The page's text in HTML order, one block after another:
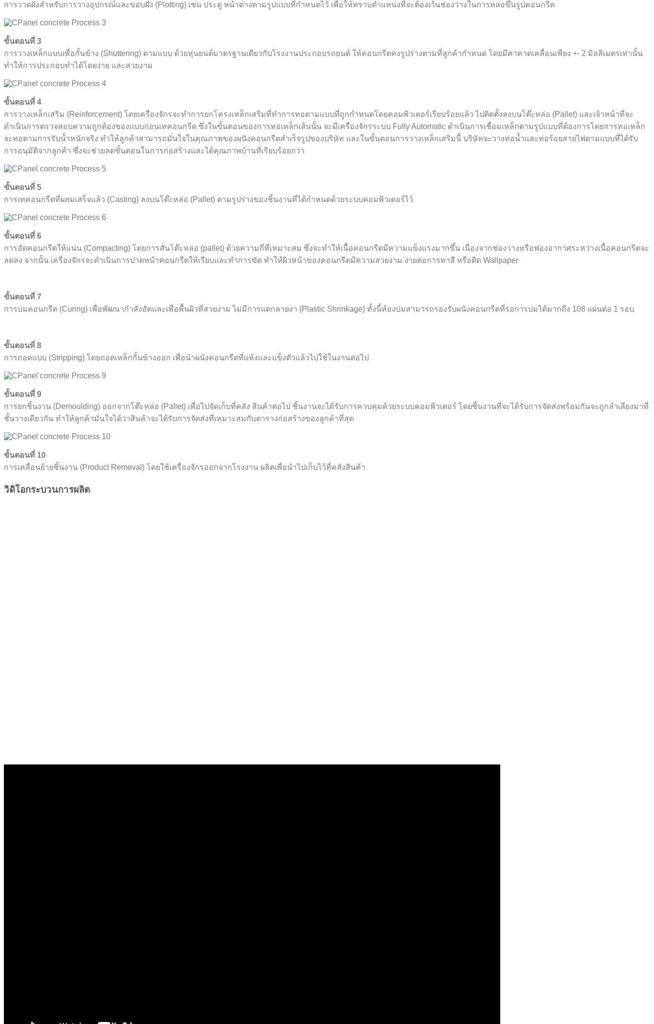
การวาดผังสำหรับการวางอุปกรณ์และขอบฝัง (Plotting) เช่น ประตู หน้าต่างตามรูปแบบที่กำหนดไว้ เพื่อให้ทราบตำแหน่งที่จะต้องเว้นช่องว่างในการหล่อขึ้นรูปคอนกรีต
ขั้นตอนที่ 3
การวางเหล็กแบบเพื่อกั้นข้าง (Shuttering) ตามแบบ ด้วยหุ่นยนต์มาตรฐานเดียวกับโรงงานประกอบรถยนต์ ให้คอนกรีตคงรูปร่างตามที่ลูกค้ากำหนด โดยมีค่าคาดเคลื่อนเพียง +- 2 มิลลิเมตรเท่านั้น
ทำให้การประกอบทำได้โดยง่าย และสวยงาม
ขั้นตอนที่ 4
การวางเหล็กเสริม (Reinforcement) โดยเครื่องจักรจะทำการยกโครงเหล็กเสริมที่ทำการทอตามแบบที่ถูกกำหนดโดยคอมพิวเตอร์เรียบร้อยแล้ว ไปติดตั้งลงบนโต๊ะหล่อ (Pallet) และเจ้าหน้าที่จะ
ดำเนินการตรวจสอบความถูกต้องของแบบก่อนเทคอนกรีต ซึ่งในขั้นตอนของการทอเหล็กเส้นนั้น จะมีเครื่องจักรระบบ Fully Automatic ดำเนินการเชื่อมเหล็กตามรูปแบบที่ต้องการโดยการทอเหล็ก
จะทอตามการรับน้ำหนักจริง ทำให้ลูกค้าสามารถมั่นใจในคุณภาพของผนังคอนกรีตสำเร็จรูปของบริษัท และในขั้นตอนการวางเหล็กเสริมนี้ บริษัทจะวางท่อน้ำและท่อร้อยสายไฟตามแบบที่ได้รับ
การอนุมัติจากลูกค้า ซึ่งจะช่วยลดขั้นตอนในการก่อสร้างและได้คุณภาพบ้านที่เรียบร้อยกว่า
ขั้นตอนที่ 5
การเทคอนกรีตที่ผสมเสร็จแล้ว (Casting) ลงบนโต๊ะหล่อ (Pallet) ตามรูปร่างของชิ้นงานที่ได้กำหนดด้วยระบบคอมพิวเตอร์ไว้
ขั้นตอนที่ 6
การอัดคอนกรีตให้แน่น (Compacting) โดยการสั่นโต๊ะหล่อ (pallet) ด้วยความถี่ที่เหมาะสม ซึ่งจะทำให้เนื้อคอนกรีตมีความแข็งแรงมากขึ้น เนื่องจากช่องว่างหรือฟองอากาศระหว่างเนื้อคอนกรีตจะ
ลดลง จากนั้น เครื่องจักรจะดำเนินการปาดหน้าคอนกรีตให้เรียบและทำการขัด ทำให้ผิวหน้าของคอนกรีตมีความสวยงาม ง่ายต่อการทาสี หรือติด Wallpaper
ขั้นตอนที่ 7
การบ่มคอนกรีต (Curing) เพื่อพัฒนากำลังอัดและเพื่อพื้นผิวที่สวยงาม ไม่มีการแตกลายงา (Plastic Shrinkage) ทั้งนี้ห้องบ่มสามารถรองรับผนังคอนกรีตที่รอการบ่มได้มากถึง 108 แผ่นต่อ 1 รอบ
ขั้นตอนที่ 8
การถอดแบบ (Stripping) โดยถอดเหล็กกั้นข้างออก เพื่อนำผนังคอนกรีตที่แห้งและแข็งตัวแล้วไปใช้ในงานต่อไป
ขั้นตอนที่ 9
การยกชิ้นงาน (Demoulding) ออกจากโต๊ะหล่อ (Pallet) เพื่อไปจัดเก็บที่คลัง สินค้าต่อไป ชิ้นงานจะได้รับการควบคุมด้วยระบบคอมพิวเตอร์ โดยชิ้นงานที่จะได้รับการจัดส่งพร้อมกันจะถูกลำเลียงมาที่
ชั้นวางเดียวกัน ทำให้ลูกค้ามั่นใจได้ว่าสินค้าจะได้รับการจัดส่งที่เหมาะสมกับตารางก่อสร้างของลูกค้าที่สุด
ขั้นตอนที่ 10
การเคลื่อนย้ายชิ้นงาน (Product Removal) โดยใช้เครื่องจักรออกจากโรงงาน ผลิตเพื่อนำไปเก็บไว้ที่คลังสินค้า
วิดิโอกระบวนการผลิต